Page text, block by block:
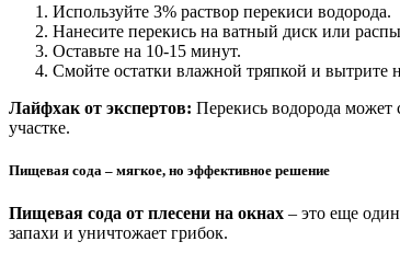
Используйте 3% раствор перекиси водорода.
Нанесите перекись на ватный диск или
Оставьте на 10-15 минут.
Смойте остатки влажной тряпкой и вытрите
Лайфхак от экспертов: Перекись водорода может
участке.
Пищевая сода – мягкое, но эффективное решение
Пищевая сода от плесени на окнах – это еще
запахи и уничтожает грибок.